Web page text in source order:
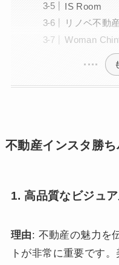
IS Room
リノベ不動産
Woman
不動産インスタ勝
1. 高品質なビジュ
理由: 不動産の魅力を
トが非常に重要です